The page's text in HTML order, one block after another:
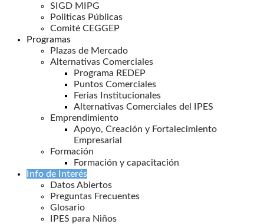
SIGD MIPG
Politicas Públicas
Comité CEGGEP
Programas
Plazas de Mercado
Alternativas Comerciales
Programa REDEP
Puntos Comerciales
Ferias Institucionales
Alternativas Comerciales del IPES
Emprendimiento
Apoyo, Creación y Fortalecimiento
Empresarial
Formación
Formación y capacitación
Info de Interés
Datos Abiertos
Preguntas Frecuentes
Glosario
IPES para Niños